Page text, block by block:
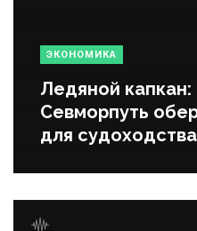
ЭКОНОМИКА
Ледяной
Севморпуть
для судоходства